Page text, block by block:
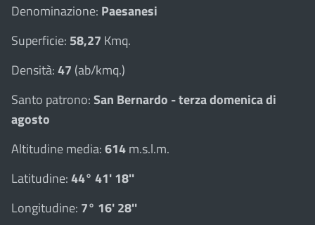
Denominazione: Paesanesi
Superficie: 58,27 Kmq.
Densità:47 (ab/kmq.)
Santo patrono:San Bernardo - terza domenica di
agosto
Altitudine media:614m.s.l.m.
Latitudine:44° 41' 18''
Longitudine: 7° 16' 28''